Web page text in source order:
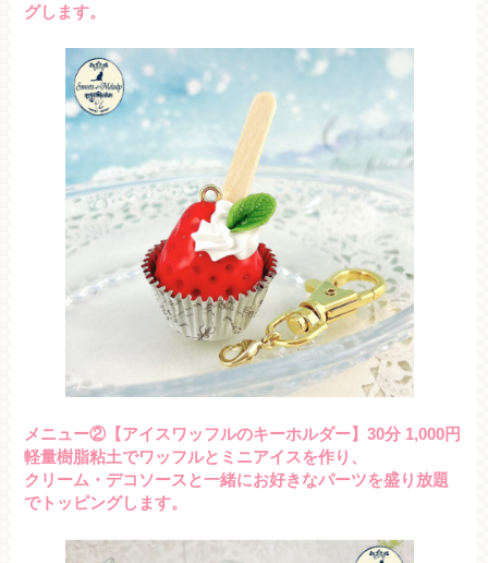
グします。
メニュー②【アイスワッフルのキーホルダー】30分 1,000円
軽量樹脂粘土でワッフルとミニアイスを作り、
クリーム・デコソースと一緒にお好きなパーツを盛り放題
でトッピングします。